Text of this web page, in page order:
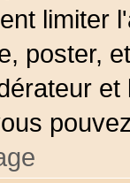
limiter
poster,